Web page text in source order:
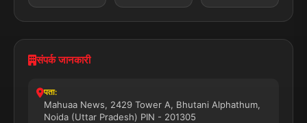
संपर्क जानकारी
पता:
Mahuaa News, 2429 Tower A, Bhutani Alphathum,
Noida (Uttar Pradesh) PIN - 201305